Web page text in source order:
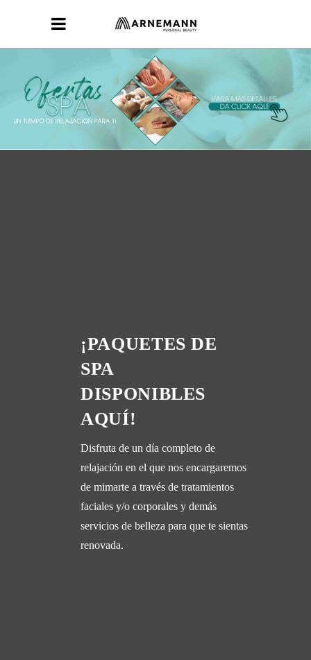
¡PAQUETES DE
SPA
DISPONIBLES
AQUÍ!
Disfruta de un día completo de
relajación en el que nos encargaremos
de mimarte a través de tratamientos
faciales y/o corporales y demás
servicios de belleza para que te sientas
renovada.